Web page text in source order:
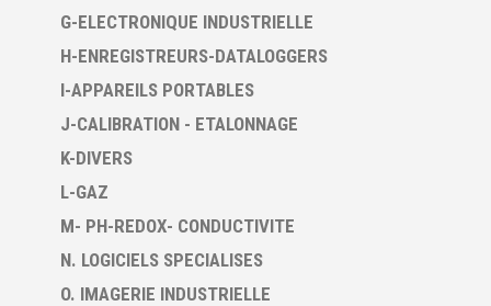
G-ELECTRONIQUE INDUSTRIELLE
H-ENREGISTREURS-DATALOGGERS
I-APPAREILS PORTABLES
J-CALIBRATION - ETALONNAGE
K-DIVERS
L-GAZ
M- PH-REDOX- CONDUCTIVITE
N. LOGICIELS SPECIALISES
O. IMAGERIE INDUSTRIELLE